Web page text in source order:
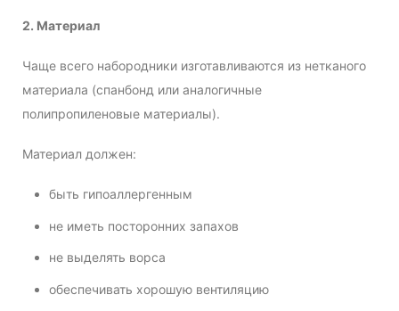
2. Материал
Чаще всего набородники изготавливаются из нетканого
материала (спанбонд или аналогичные
полипропиленовые материалы).
Материал должен:
быть гипоаллергенным
не иметь посторонних запахов
не выделять ворса
обеспечивать хорошую вентиляцию